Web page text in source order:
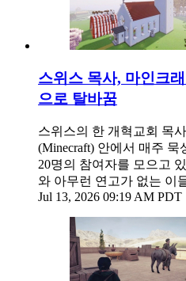
스위스 목사, 마인크
으로 탈바꿈
스위스의 한 개혁교회 목
(Minecraft) 안에서 매주
20명의 참여자를 모으고
와 아무런 연고가 없는 이
Jul 13, 2026 09:19 AM PDT